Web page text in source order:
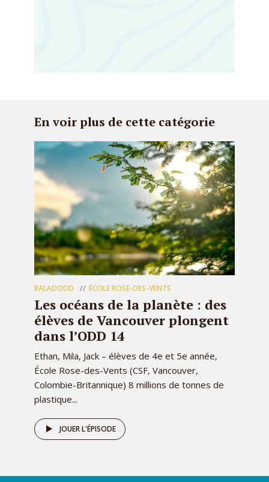
En voir plus de cette catégorie
BALADODD ÉCOLE ROSE-DES-VENTS
Les océans de la planète : des
élèves de Vancouver plongent
dans l’ODD 14
Ethan, Mila, Jack – élèves de 4e et 5e année,
École Rose-des-Vents (CSF, Vancouver,
Colombie-Britannique) 8 millions de tonnes de
plastique...
JOUER L'ÉPISODE